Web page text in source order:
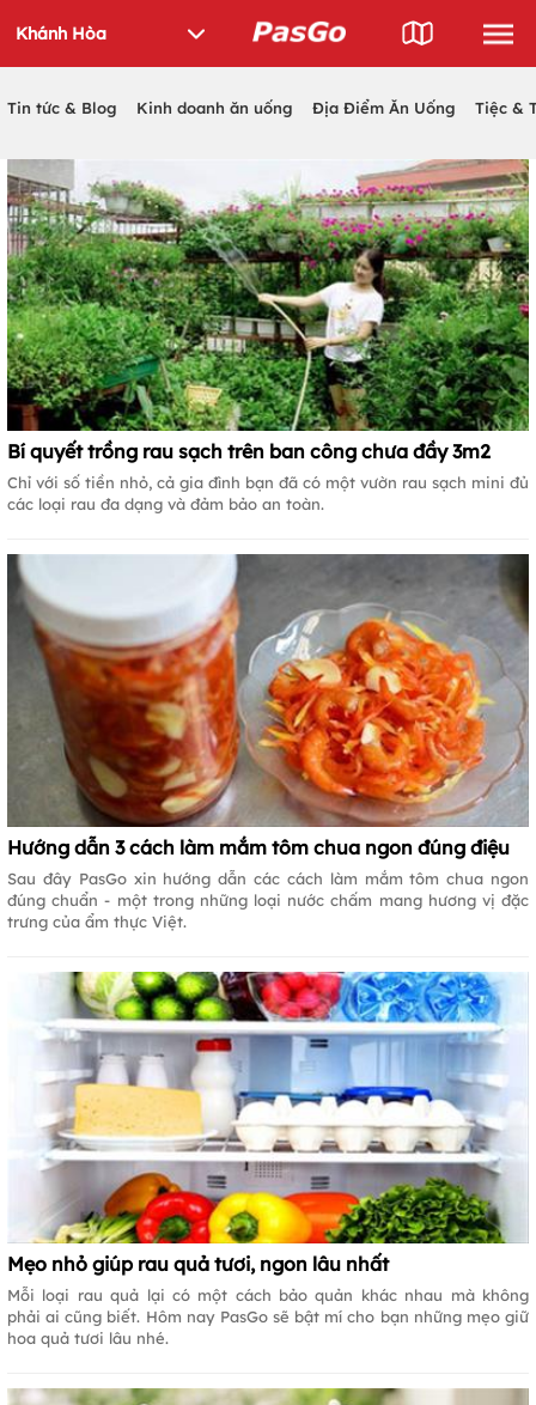
Tin tức & Blog Kinh doanh ăn uống Địa Điểm Ăn Uống Tiệc &
Bí quyết trồng rau sạch trên ban công chưa đầy 3m2
Chỉ với số tiền nhỏ, cả gia đình bạn đã có một vườn rau sạch mini đủ
các loại rau đa dạng và đảm bảo an toàn.
Hướng dẫn 3 cách làm mắm tôm chua ngon đúng điệu
Sau đây PasGo xin hướng dẫn các cách làm mắm tôm chua ngon
đúng chuẩn - một trong những loại nước chấm mang hương vị đặc
trưng của ẩm thực Việt.
Mẹo nhỏ giúp rau quả tươi, ngon lâu nhất
Mỗi loại rau quả lại có một cách bảo quản khác nhau mà không
phải ai cũng biết. Hôm nay PasGo sẽ bật mí cho bạn những mẹo giữ
hoa quả tươi lâu nhé.